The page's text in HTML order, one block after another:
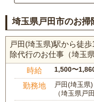
埼玉県戸田市のお掃
戸田(埼玉県)駅から徒
除代行のお仕事（埼玉
時給 1,500〜
勤務地
戸田(埼玉県
（埼玉県戸